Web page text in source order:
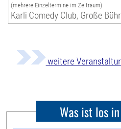
(mehrere Einzeltermine im Zeitraum)
Karli Comedy Club, Große
weitere
Was ist los